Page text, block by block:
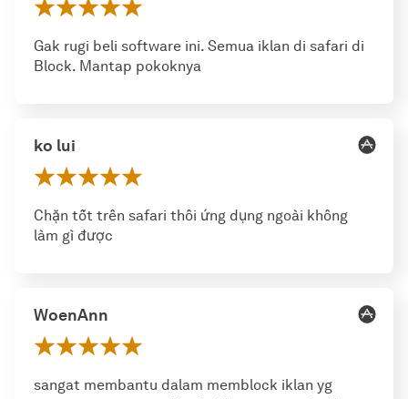
Gak rugi beli software ini. Semua iklan di safari di
Block. Mantap pokoknya
ko lui
Chặn tốt trên safari thôi ứng dụng ngoài không
làm gì được
WoenAnn
sangat membantu dalam memblock iklan yg